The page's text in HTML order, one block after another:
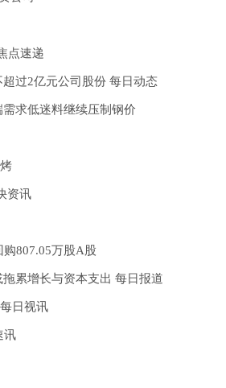
点速递
过2亿元公司股份 每日动态
求低迷料继续压制钢价
资讯
807.05万股A股
累增长与资本支出 每日报道
日视讯
讯